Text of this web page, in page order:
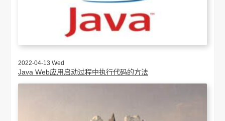
2022-04-13 Wed
Java Web应用启动过程中执行代码的方法